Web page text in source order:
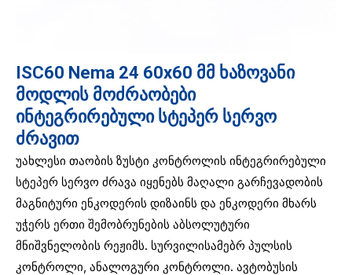
ISC60 Nema 24 60x60 მმ ხაზოვანი
მოდლის მოძრაობები
ინტეგრირებული სტეპერ სერვო
ძრავით
უახლესი თაობის ზუსტი კონტროლის ინტეგრირებული
სტეპერ სერვო ძრავა იყენებს მაღალი გარჩევადობის
მაგნიტური ენკოდერის დიზაინს და ენკოდერი მხარს
უჭერს ერთი შემობრუნების აბსოლუტური
მნიშვნელობის რეჟიმს. სურვილისამებრ პულსის
კონტროლი, ანალოგური კონტროლი. ავტობუსის